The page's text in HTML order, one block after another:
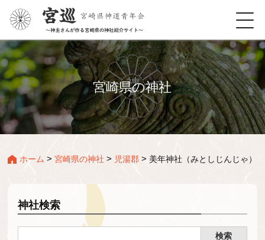
宮崎県の神社
ホーム >宮崎県の神社 > 児湯郡 > 美年神社（みとしじんじゃ）
神社検索